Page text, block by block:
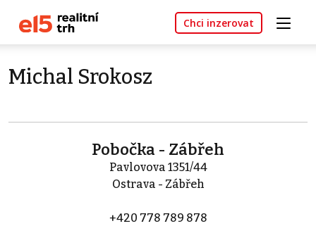
Chci inzerovat
Michal Srokosz
Pobočka - Zábřeh
Pavlovova 1351/44
Ostrava - Zábřeh
+420 778 789 878